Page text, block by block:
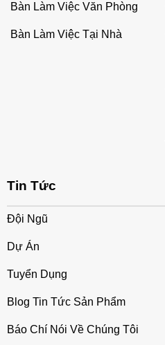
Bàn Làm Việc Văn Phòng
Bàn Làm Việc Tại Nhà
Tin Tức
Đội Ngũ
Dự Án
Tuyển Dụng
Blog Tin Tức Sản Phẩm
Báo Chí Nói Về Chúng Tôi